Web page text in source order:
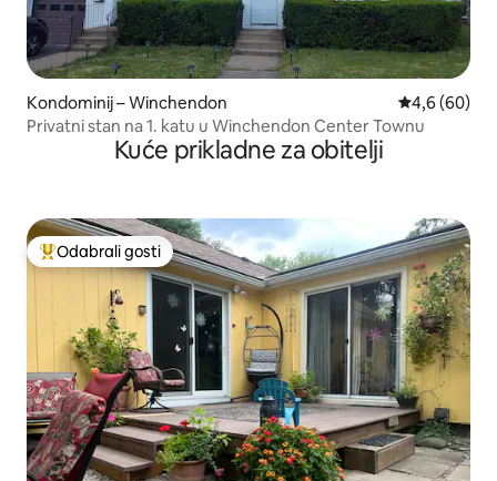
Kondominij – Winchendon Prosječna
4,6 (60)
Privatni stan na 1. katu u Winchendon Center Townu
Kuće prikladne za obitelji
Među najviše rangiranima s oznakom „Odabrali gosti”
Odabrali gosti